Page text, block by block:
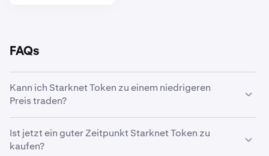
FAQs
Kann ich Starknet Token zu einem niedrigeren
Preis traden?
Starknet Token automatisch kaufen, wenn ein
niedrigerer Preis erreicht wird.
Ist jetzt ein guter Zeitpunkt Starknet Token zu
kaufen?